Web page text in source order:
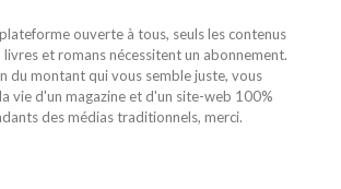
ouverte à tous, seuls les contenus
livres et romans nécessitent un abonnement.
du montant qui vous semble juste, vous
vie d'un magazine et d'un site-web 100%
des médias traditionnels, merci.